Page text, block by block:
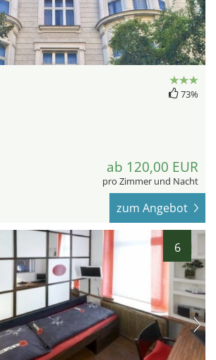
73%
ab 120,00 EUR
pro Zimmer und Nacht
zum Angebot
6